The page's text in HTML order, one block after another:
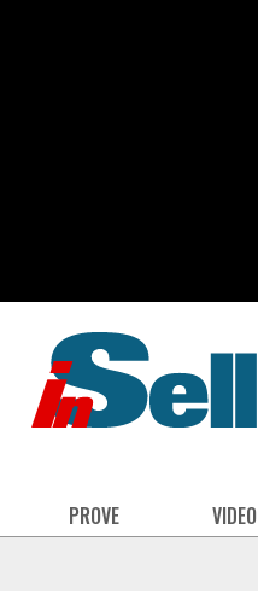
PROVE VIDEO